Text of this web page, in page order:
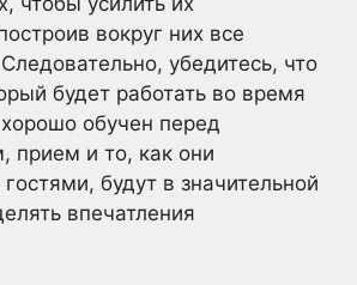
вокруг них все
убедитесь, что
будет работать во время
обучен перед
прием и то, как они
будут в значительной
впечатления